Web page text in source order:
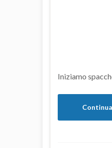
Iniziamo